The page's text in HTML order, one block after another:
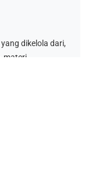
dikelola dari,
materi